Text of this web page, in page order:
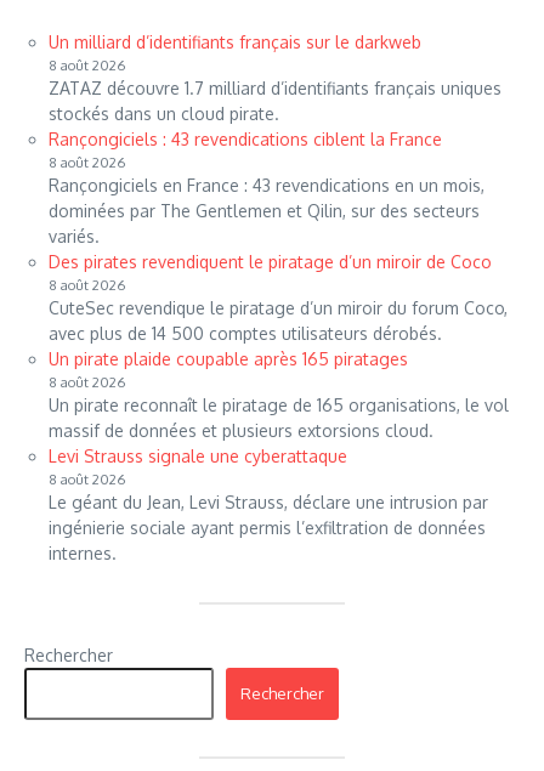
Un milliard d’identifiants français sur le darkweb
8 août 2026
ZATAZ découvre 1.7 milliard d’identifiants français uniques
stockés dans un cloud pirate.
Rançongiciels : 43 revendications ciblent la France
8 août 2026
Rançongiciels en France : 43 revendications en un mois,
dominées par The Gentlemen et Qilin, sur des secteurs
variés.
Des pirates revendiquent le piratage d’un miroir de Coco
8 août 2026
CuteSec revendique le piratage d’un miroir du forum Coco,
avec plus de 14 500 comptes utilisateurs dérobés.
Un pirate plaide coupable après 165 piratages
8 août 2026
Un pirate reconnaît le piratage de 165 organisations, le vol
massif de données et plusieurs extorsions cloud.
Levi Strauss signale une cyberattaque
8 août 2026
Le géant du Jean, Levi Strauss, déclare une intrusion par
ingénierie sociale ayant permis l’exfiltration de données
internes.
Rechercher
Rechercher